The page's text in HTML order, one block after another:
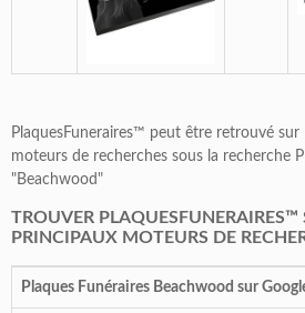
PlaquesFuneraires™ peut être retrouvé
moteurs de recherches sous la recherche
"Beachwood"
TROUVER PLAQUESFUNERAIRES™
PRINCIPAUX MOTEURS DE
Plaques Funéraires Beachwood sur